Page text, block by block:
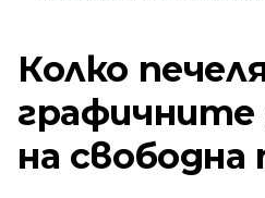
Колко
графичните
на свободна